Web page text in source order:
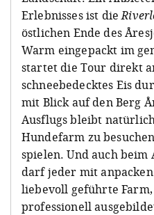
Erlebnisses ist die
östlichen Ende des
Warm eingepackt im
startet die Tour direkt
schneebedecktes Eis
mit Blick auf den Berg
Ausflugs bleibt
Hundefarm zu
spielen. Und auch
darf jeder mit
liebevoll geführte
professionell